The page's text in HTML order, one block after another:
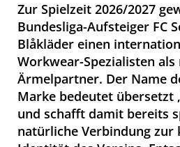
Zur Spielzeit 2026/2027
Bundesliga-Aufsteiger FC
Blåkläder einen
Workwear-Spezialisten
Ärmelpartner. Der Name
Marke bedeutet übersetzt
und schafft damit bereits
natürliche Verbindung zur